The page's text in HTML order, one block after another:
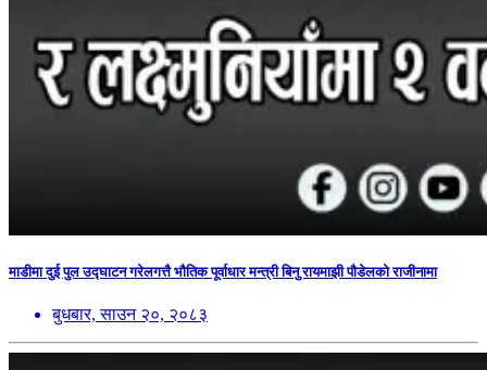
माडीमा दुई पुल उद्घाटन गरेलगत्तै भौतिक पूर्वाधार मन्त्री बिनु रायमाझी पौडेलको राजीनामा
बुधबार, साउन २०, २०८३